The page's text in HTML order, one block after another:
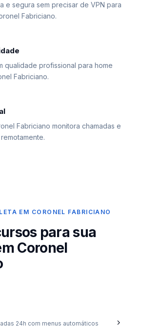
e segura sem precisar de VPN para
Fabriciano.
qualidade profissional para home
Fabriciano.
Fabriciano monitora chamadas e
EM CORONEL FABRICIANO
para sua
Coronel
24h com menus automáticos